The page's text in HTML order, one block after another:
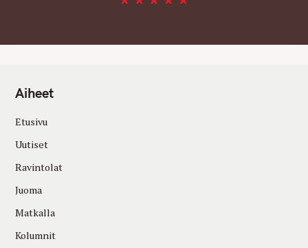
Aiheet
Etusivu
Uutiset
Ravintolat
Juoma
Matkalla
Kolumnit